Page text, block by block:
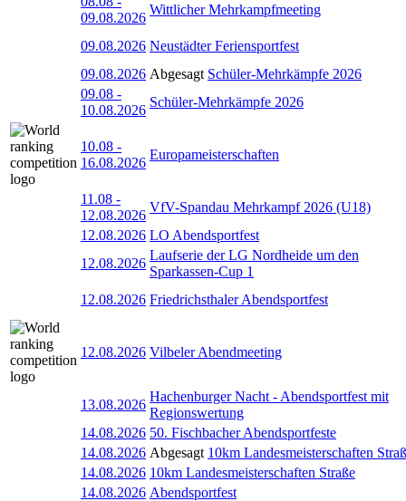
09.08.2026
Wittlicher Mehrkampfmeeting
09.08.2026 Neustädter Feriensportfest
09.08.2026 Abgesagt Schüler-Mehrkämpfe 2026
09.08 -
10.08.2026
Schüler-Mehrkämpfe 2026
10.08 -
16.08.2026
Europameisterschaften
11.08 -
12.08.2026
VfV-Spandau Mehrkampf 2026 (U18)
12.08.2026 LO Abendsportfest
12.08.2026
Laufserie der LG Nordheide um den
Sparkassen-Cup 1
12.08.2026 Friedrichsthaler Abendsportfest
12.08.2026 Vilbeler Abendmeeting
13.08.2026
Hachenburger Nacht - Abendsportfest mit
Regionswertung
14.08.2026 50. Fischbacher Abendsportfeste
14.08.2026 Abgesagt 10km Landesmeisterschaften
14.08.2026 10km Landesmeisterschaften Straße
14.08.2026 Abendsportfest